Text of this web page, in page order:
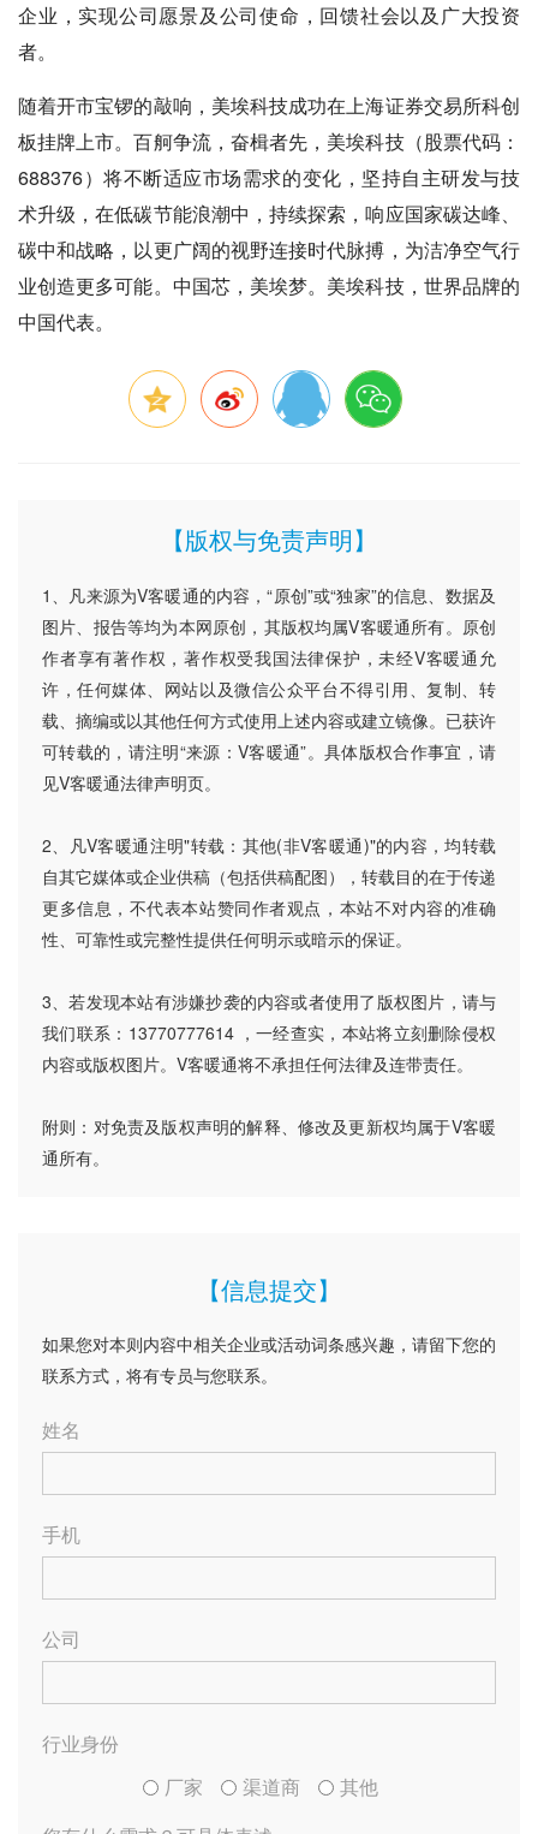
企业，实现公司愿景及公司使命，回馈社会以及广大投资
者。
随着开市宝锣的敲响，美埃科技成功在上海证券交易所科创
板挂牌上市。百舸争流，奋楫者先，美埃科技（股票代码：
688376）将不断适应市场需求的变化，坚持自主研发与技
术升级，在低碳节能浪潮中，持续探索，响应国家碳达峰、
碳中和战略，以更广阔的视野连接时代脉搏，为洁净空气行
业创造更多可能。中国芯，美埃梦。美埃科技，世界品牌的
中国代表。
【版权与免责声明】
1、凡来源为V客暖通的内容，“原创”或“独家”的信息、数据及
图片、报告等均为本网原创，其版权均属V客暖通所有。原创
作者享有著作权，著作权受我国法律保护，未经V客暖通允
许，任何媒体、网站以及微信公众平台不得引用、复制、转
载、摘编或以其他任何方式使用上述内容或建立镜像。已获许
可转载的，请注明“来源：V客暖通”。具体版权合作事宜，请
见V客暖通法律声明页。
2、凡V客暖通注明"转载：其他(非V客暖通)"的内容，均转载
自其它媒体或企业供稿（包括供稿配图），转载目的在于传递
更多信息，不代表本站赞同作者观点，本站不对内容的准确
性、可靠性或完整性提供任何明示或暗示的保证。
3、若发现本站有涉嫌抄袭的内容或者使用了版权图片，请与
我们联系：13770777614 ，一经查实，本站将立刻删除侵权
内容或版权图片。V客暖通将不承担任何法律及连带责任。
附则：对免责及版权声明的解释、修改及更新权均属于V客暖
通所有。